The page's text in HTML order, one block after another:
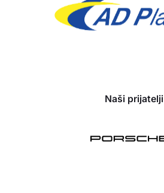
Naši prijatelji